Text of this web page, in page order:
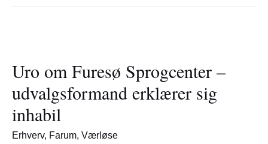
Uro om Furesø Sprogcenter –
udvalgsformand erklærer sig
inhabil
Erhverv, Farum, Værløse
Furesø
Sprogcenter
–
udvalgsformand
erklærer
sig